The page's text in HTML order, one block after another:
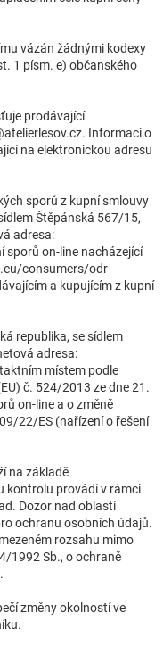
vázán žádnými kodexy
1 písm. e) občanského
prodávající
Informaci o
na elektronickou adresu
sporů z kupní smlouvy
Štěpánská 567/15,
adresa:
on-line nacházející
consumers/odr
a kupujícím z kupní
republika, se sídlem
adresa:
místem podle
č. 524/2013 ze dne 21.
on-line a o změně
22/ES (nařízení o řešení
na základě
kontrolu provádí v rámci
Dozor nad oblastí
ochranu osobních údajů.
rozsahu mimo
1992 Sb., o ochraně
změny okolností ve